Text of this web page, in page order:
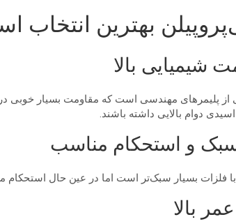
بهترین انتخاب
از پلیمرهای مهندسی است که مقاومت بسیار خوبی
دوام بالایی داشته باشند.